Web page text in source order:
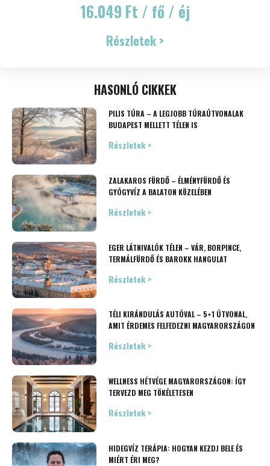
16.049 Ft / fő / éj
Részletek >
HASONLÓ CIKKEK
PILIS TÚRA – A LEGJOBB TÚRAÚTVONALAK
BUDAPEST MELLETT TÉLEN IS
Részletek >
ZALAKAROS FÜRDŐ – ÉLMÉNYFÜRDŐ ÉS
GYÓGYVÍZ A BALATON KÖZELÉBEN
Részletek >
EGER LÁTNIVALÓK TÉLEN – VÁR, BORPINCE,
TERMÁLFÜRDŐ ÉS BAROKK HANGULAT
Részletek >
TÉLI KIRÁNDULÁS AUTÓVAL – 5+1 ÚTVONAL,
AMIT ÉRDEMES FELFEDEZNI MAGYARORSZÁGON
Részletek >
WELLNESS HÉTVÉGE MAGYARORSZÁGON: ÍGY
TERVEZD MEG TÖKÉLETESEN
Részletek >
HIDEGVÍZ TERÁPIA: HOGYAN KEZDJ BELE ÉS
MIÉRT ÉRI MEG?